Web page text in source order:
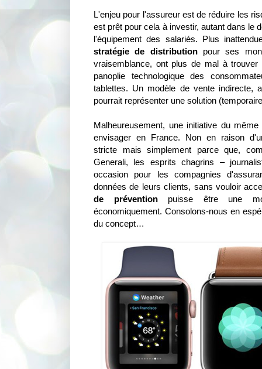
L'enjeu pour l'assureur est de réduire les
est prêt pour cela à investir, autant dans le
l'équipement des salariés. Plus
stratégie de distributionpour ses
vraisemblance, ont plus de mal à
panoplie technologique des
tablettes. Un modèle de vente indirecte,
pourrait représenter une solution
Malheureusement, une initiative du
envisager en France. Non en raison
stricte mais simplement parce que,
Generali, les esprits chagrins –
occasion pour les compagnies
données de leurs clients, sans vouloir
de préventionpuisse être une
économiquement. Consolons-nous en
du concept…